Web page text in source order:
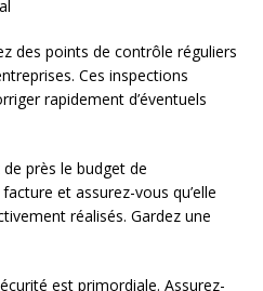
des points de contrôle réguliers
Ces inspections
rapidement d’éventuels
de près le budget de
et assurez-vous qu’elle
réalisés. Gardez une
est primordiale. Assurez-